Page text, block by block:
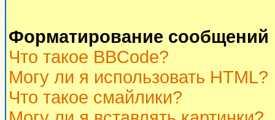
Форматирование
Что такое BBCode?
Могу ли я использовать HTML?
Что такое смайлики?